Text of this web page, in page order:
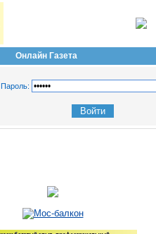
Онлайн Газета
Пароль: